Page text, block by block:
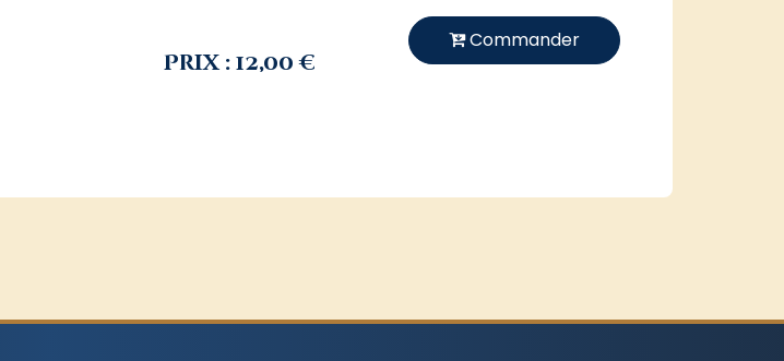
Prix : 12,00 €
Commander